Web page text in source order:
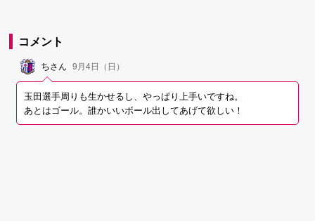
コメント
ちさん 9月4日（日）
玉田選手周りも生かせるし、やっぱり上手いですね。
あとはゴール。誰かいいボール出してあげて欲しい！